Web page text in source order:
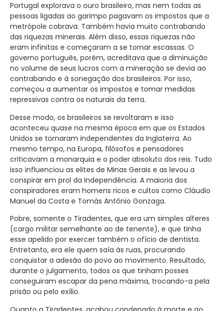
Portugal explorava o ouro brasileiro, mas nem todas as
pessoas ligadas ao garimpo pagavam os impostos que a
metrópole cobrava. Também havia muito contrabando
das riquezas minerais. Além disso, essas riquezas não
eram infinitas e começaram a se tornar escassas. O
governo português, porém, acreditava que a diminuição
no volume de seus lucros com a mineração se devia ao
contrabando e à sonegação dos brasileiros. Por isso,
começou a aumentar os impostos e tomar medidas
repressivas contra os naturais da terra.
Desse modo, os brasileiros se revoltaram e isso
aconteceu quase na mesma época em que os Estados
Unidos se tornaram independentes da Inglaterra. Ao
mesmo tempo, na Europa, filósofos e pensadores
criticavam a monarquia e o poder absoluto dos reis. Tudo
isso influenciou as elites de Minas Gerais e as levou a
conspirar em prol da Independência. A maioria dos
conspiradores eram homens ricos e cultos como Cláudio
Manuel da Costa e Tomás Antônio Gonzaga.
Pobre, somente o Tiradentes, que era um simples alferes
(cargo militar semelhante ao de tenente), e que tinha
esse apelido por exercer também o ofício de dentista.
Entretanto, era ele quem saía às ruas, procurando
conquistar a adesão do povo ao movimento. Resultado,
durante o julgamento, todos os que tinham posses
conseguiram escapar da pena máxima, trocando-a pela
prisão ou pelo exílio.